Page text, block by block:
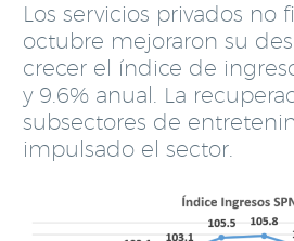
Los servicios privados no
octubre mejoraron su
crecer el índice de
y 9.6% anual. La
subsectores de
impulsado el sector.